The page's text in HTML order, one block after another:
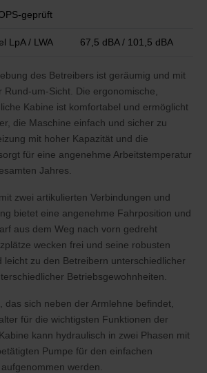
geprüft
LpA / LWA 67,5 dBA / 101,5 dBA
des Betreibers ist geräumig und mit
Rund-um-Sicht. Die ergonomische,
Kabine ist komfortabel und ermöglicht
die Maschine einfach und sicher zu
mit hoher Kapazität und die
für eine angenehme Arbeitstemperatur
Jahres.
zwei artikulierten Verbindungen und
bietet eine angenehme Fahrposition und
aus dem Weg nach vorn gedreht
wecken frei und seine robusten
leicht zu den Betreibern unterschiedlicher
Betriebsgewohnheiten.
das sich neben der Armlehne befindet,
für die wichtigsten Funktionen der
kann hydraulisch in zwei Phasen mit
Pumpe für den einfachen
werden.